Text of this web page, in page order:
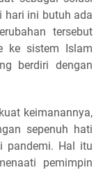
hari ini butuh ada
tersebut
ke sistem Islam
berdiri dengan
keimanannya,
sepenuh hati
pandemi. Hal itu
pemimpin